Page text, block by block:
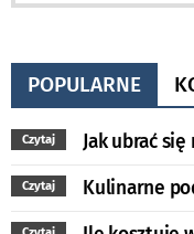
POPULARNE
Czytaj Jak ubrać
Czytaj Kulinarne